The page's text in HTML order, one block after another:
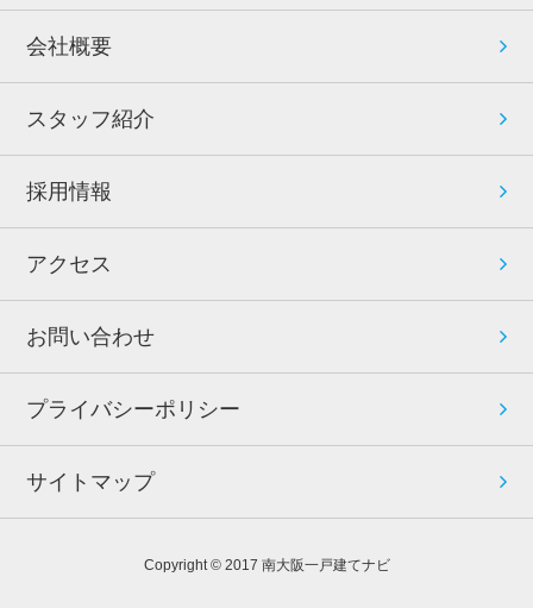
会社概要
スタッフ紹介
採用情報
アクセス
お問い合わせ
プライバシーポリシー
サイトマップ
Copyright © 2017 南大阪一戸建てナビ